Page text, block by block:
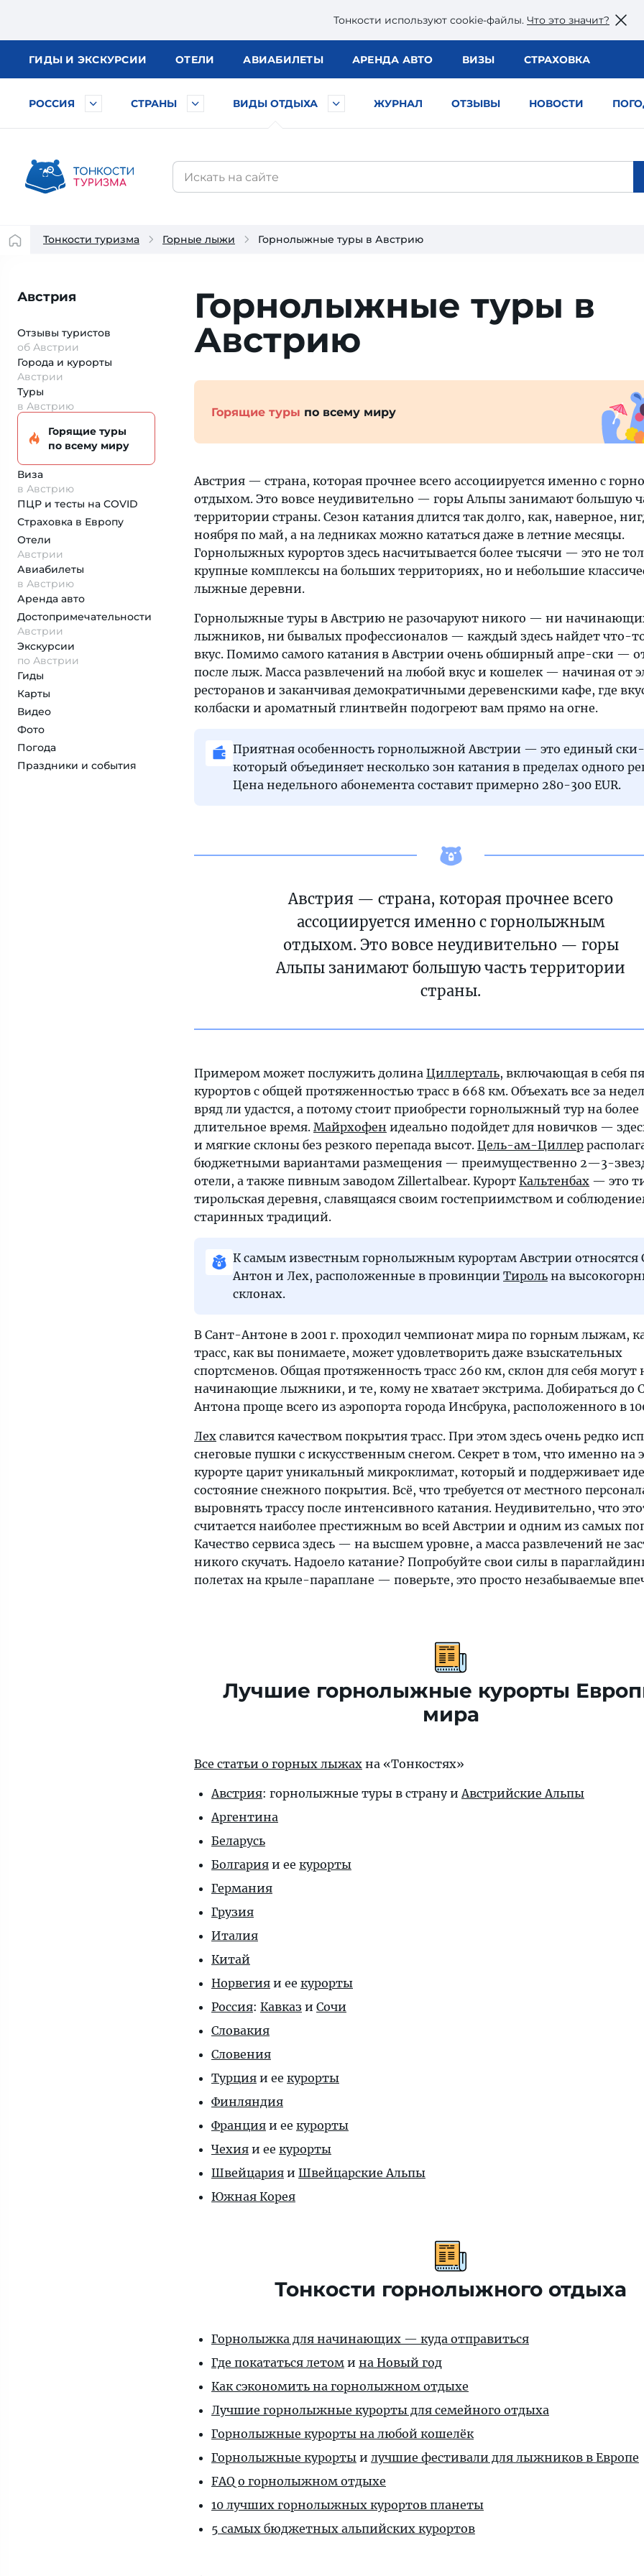
Тонкости используют сookie-файлы. Что это значит?
ГИДЫ И ЭКСКУРСИИ ОТЕЛИ АВИАБИЛЕТЫ АРЕНДА АВТО ВИЗЫ СТРАХОВКА
РОССИЯ СТРАНЫ ВИДЫ ОТДЫХА ЖУРНАЛ ОТЗЫВЫ НОВОСТИ
Тонкости туризма Горные лыжи Горнолыжные туры в Австрию
Австрия
Отзывы туристов
об Австрии
Города и курорты
Австрии
Туры
в Австрию
Горящие туры
по всему миру
Виза
в Австрию
ПЦР и тесты на COVID
Страховка в Европу
Отели
Австрии
Авиабилеты
в Австрию
Аренда авто
Достопримеча­тельности
Австрии
Экскурсии
по Австрии
Гиды
Карты
Видео
Фото
Погода
Праздники и события
Горнолыжные туры в
Австрию
Горящие туры по всему миру
Австрия — страна, которая прочнее всего ассоциируется именно с
отдыхом. Это вовсе неудивительно — горы Альпы занимают большую
территории страны. Сезон катания длится так долго, как, наверное,
ноября по май, а на ледниках можно кататься даже в летние месяцы.
Горнолыжных курортов здесь насчитывается более тысячи — это не
крупные комплексы на больших территориях, но и небольшие
лыжные деревни.
Горнолыжные туры в Австрию не разочаруют никого — ни
лыжников, ни бывалых профессионалов — каждый здесь найдет что-
вкус. Помимо самого катания в Австрии очень обширный апре-ски —
после лыж. Масса развлечений на любой вкус и кошелек — начиная от
ресторанов и заканчивая демократичными деревенскими кафе, где
колбаски и ароматный глинтвейн подогреют вам прямо на огне.
Приятная особенность горнолыжной Австрии — это единый ски-
который объединяет несколько зон катания в пределах одного
Цена недельного абонемента составит примерно 280-300 EUR.
Австрия — страна, которая прочнее всего
ассоциируется именно с горнолыжным
отдыхом. Это вовсе неудивительно — горы
Альпы занимают большую часть территории
страны.
Примером может послужить долина Циллерталь, включающая в себя
курортов с общей протяженностью трасс в 668 км. Объехать все за
вряд ли удастся, а потому стоит приобрести горнолыжный тур на более
длительное время. Майрхофен идеально подойдет для новичков —
и мягкие склоны без резкого перепада высот. Цель-ам-Циллер
бюджетными вариантами размещения — преимущественно 2—3-
отели, а также пивным заводом Zillertalbear. Курорт Кальтенбах — это
тирольская деревня, славящаяся своим гостеприимством и
старинных традиций.
К самым известным горнолыжным курортам Австрии относятся
Антон и Лех, расположенные в провинции Тироль на
склонах.
В Сант-Антоне в 2001 г. проходил чемпионат мира по горным лыжам,
трасс, как вы понимаете, может удовлетворить даже взыскательных
спортсменов. Общая протяженность трасс 260 км, склон для себя могут
начинающие лыжники, и те, кому не хватает экстрима. Добираться до
Антона проще всего из аэропорта города Инсбрука, расположенного в
Лех славится качеством покрытия трасс. При этом здесь очень редко
снеговые пушки с искусственным снегом. Секрет в том, что именно на
курорте царит уникальный микроклимат, который и поддерживает
состояние снежного покрытия. Всё, что требуется от местного
выровнять трассу после интенсивного катания. Неудивительно, что
считается наиболее престижным во всей Австрии и одним из самых
Качество сервиса здесь — на высшем уровне, а масса развлечений не
никого скучать. Надоело катание? Попробуйте свои силы в
полетах на крыле-параплане — поверьте, это просто незабываемые
Лучшие горнолыжные курорты
мира
Все статьи о горных лыжах на «Тонкостях»
Австрия: горнолыжные туры в страну иАвстрийские Альпы
Аргентина
Беларусь
Болгария и ее курорты
Германия
Грузия
Италия
Китай
Норвегия и ее курорты
Россия: Кавказ и Сочи
Словакия
Словения
Турция и ее курорты
Финляндия
Франция и ее курорты
Чехия и ее курорты
Швейцария и Швейцарские Альпы
Южная Корея
Тонкости горнолыжного отдыха
Горнолыжка для начинающих — куда отправиться
Где покататься летом и на Новый год
Как сэкономить на горнолыжном отдыхе
Лучшие горнолыжные курорты для семейного отдыха
Горнолыжные курорты на любой кошелёк
Горнолыжные курорты и лучшие фестивали для лыжников в Европе
FAQ о горнолыжном отдыхе
10 лучших горнолыжных курортов планеты
5 самых бюджетных альпийских курортов